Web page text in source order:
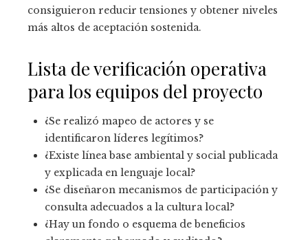
consiguieron reducir tensiones y obtener niveles
más altos de aceptación sostenida.
Lista de verificación operativa
para los equipos del proyecto
¿Se realizó mapeo de actores y se
identificaron líderes legítimos?
¿Existe línea base ambiental y social publicada
y explicada en lenguaje local?
¿Se diseñaron mecanismos de participación y
consulta adecuados a la cultura local?
¿Hay un fondo o esquema de beneficios